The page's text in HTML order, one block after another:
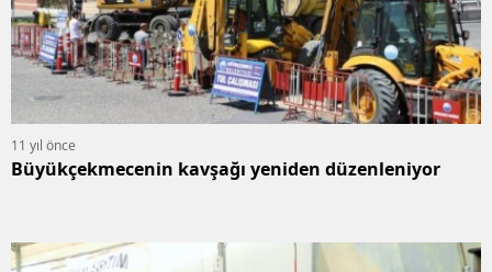
11 yıl önce
Büyükçekmecenin kavşağı yeniden düzenleniyor